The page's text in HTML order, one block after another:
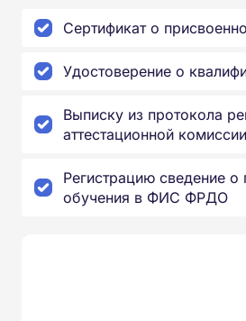
Сертификат о
Удостоверение о
Выписку из протокола
аттестационной комиссии
Регистрацию сведение
обучения в ФИС ФРДО